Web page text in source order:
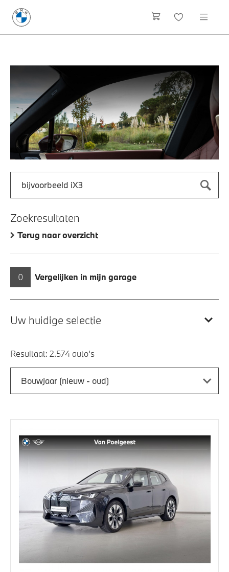
Zoek naar een automodel, bijvoorbeeld 3 Serie M-Sport
Zoekresultaten
Terug naar overzicht
0 Vergelijken in mijn garage
Uw huidige selectie
Resultaat:
Bouwjaar (nieuw - oud)